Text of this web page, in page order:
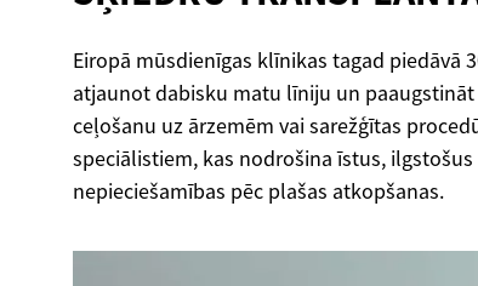
Eiropā mūsdienīgas klīnikas tagad piedāvā
atjaunot dabisku matu līniju un
ceļošanu uz ārzemēm vai sarežģītas
speciālistiem, kas nodrošina īstus,
nepieciešamības pēc plašas atkopšanas.